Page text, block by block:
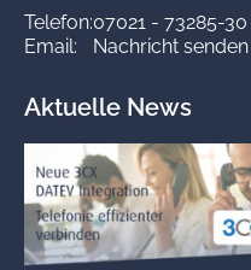
Telefon:07021 - 73285-30
Email:
Nachricht senden
Aktuelle News